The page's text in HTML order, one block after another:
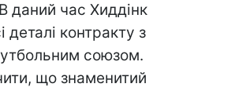
даний час Хиддінк
деталі контракту з
союзом.
що знаменитий